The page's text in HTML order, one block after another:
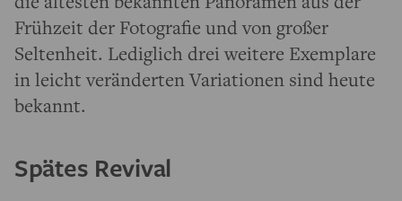
Frühzeit der Fotografie und von großer
Seltenheit. Lediglich drei weitere Exemplare
in leicht veränderten Variationen sind heute
bekannt.
Spätes Revival